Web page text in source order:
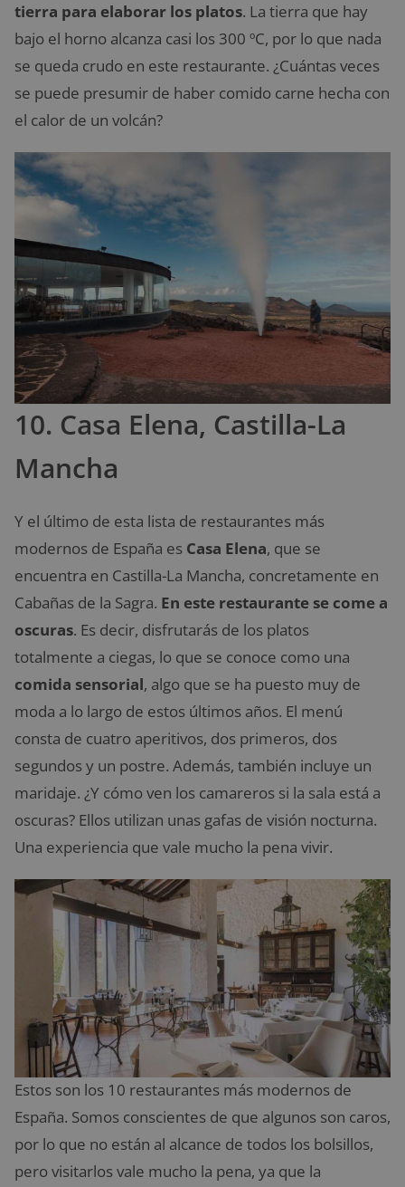
tierra para elaborar los platos. La tierra que hay
bajo el horno alcanza casi los 300 ºC, por lo que nada
se queda crudo en este restaurante. ¿Cuántas veces
se puede presumir de haber comido carne hecha con
el calor de un volcán?
10. Casa Elena, Castilla-La
Mancha
Y el último de esta lista de restaurantes más
modernos de España es Casa Elena, que se
encuentra en Castilla-La Mancha, concretamente en
Cabañas de la Sagra. En este restaurante se come a
oscuras. Es decir, disfrutarás de los platos
totalmente a ciegas, lo que se conoce como una
comida sensorial, algo que se ha puesto muy de
moda a lo largo de estos últimos años. El menú
consta de cuatro aperitivos, dos primeros, dos
segundos y un postre. Además, también incluye un
maridaje. ¿Y cómo ven los camareros si la sala está a
oscuras? Ellos utilizan unas gafas de visión nocturna.
Una experiencia que vale mucho la pena vivir.
Estos son los 10 restaurantes más modernos de
España. Somos conscientes de que algunos son caros,
por lo que no están al alcance de todos los bolsillos,
pero visitarlos vale mucho la pena, ya que la